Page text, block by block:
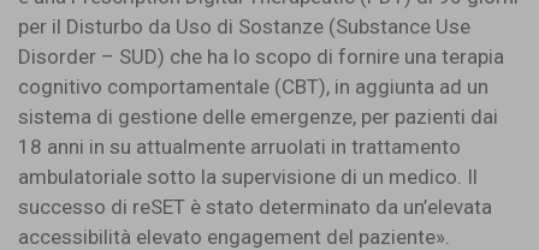
per il Disturbo da Uso di Sostanze (Substance Use
Disorder – SUD) che ha lo scopo di fornire una terapia
cognitivo comportamentale (CBT), in aggiunta ad un
sistema di gestione delle emergenze, per pazienti dai
18 anni in su attualmente arruolati in trattamento
ambulatoriale sotto la supervisione di un medico. Il
successo di reSET è stato determinato da un’elevata
accessibilità elevato engagement del paziente».